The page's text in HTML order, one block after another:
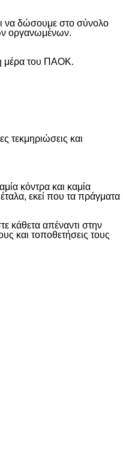
να δώσουμε στο σύνολο
οργανωμένων.
μέρα του ΠΑΟΚ.
τεκμηριώσεις και
κόντρα και καμία
εκεί που τα πράγματα
κάθετα απέναντι στην
και τοποθετήσεις τους